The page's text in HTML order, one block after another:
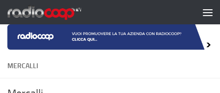
Salta al contenuto
MERCALLI